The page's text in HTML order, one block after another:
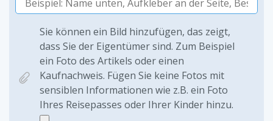
Sie können ein Bild hinzufügen, das zeigt,
dass Sie der Eigentümer sind. Zum Beispiel
ein Foto des Artikels oder einen
Kaufnachweis. Fügen Sie keine Fotos mit
sensiblen Informationen wie z.B. ein Foto
Ihres Reisepasses oder Ihrer Kinder hinzu.